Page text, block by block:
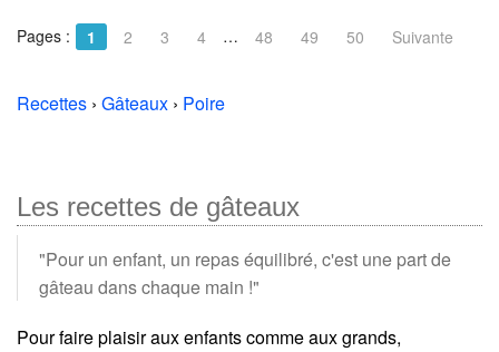
Pages : 1 2 3 4 … 48 49 50 Suivante
Recettes › Gâteaux › Poire
Les recettes de gâteaux
"Pour un enfant, un repas équilibré, c'est une part de
gâteau dans chaque main !"
Pour faire plaisir aux enfants comme aux grands,